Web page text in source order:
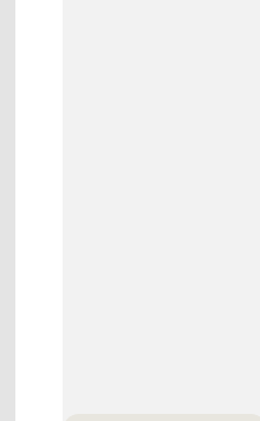
до 21 ноября,
В частности,
Воронежа,
Симферополя и